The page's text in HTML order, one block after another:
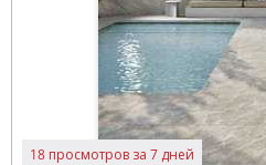
18 просмотров за 7 дней